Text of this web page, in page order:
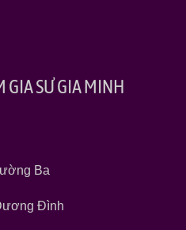
GIA SƯ GIA MINH
Ba
Đình